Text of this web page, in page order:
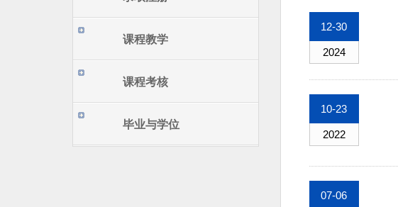
课程教学
课程考核
毕业与学位
12-30
2024
10-23
2022
07-06